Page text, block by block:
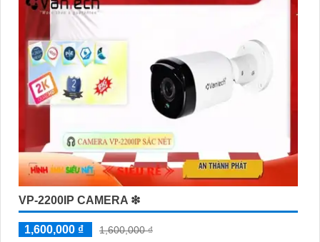
mang lại sự an tâm cho người dùng trong việc giám sát và bảo
vệ tài sản. Đồng thời, giá cả của sản phẩm cũng được đánh giá
là hợp lý, phải chăng.
Nếu bạn cần thêm thông tin chi tiết về sản phẩm hay muốn tư
vấn, hãy liên hệ với đại lý phân phối chính thức của Vantech để
được hỗ trợ tốt nhất.
VP-2200IP CAMERA ❇
1,600,000 ₫
1,600,000 ₫